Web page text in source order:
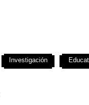
Investigación